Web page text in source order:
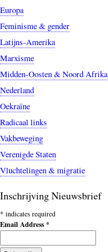
Europa
Feminisme & gender
Latijns-Amerika
Marxisme
Midden-Oosten & Noord Afrika
Nederland
Oekraïne
Radicaal links
Vakbeweging
Verenigde Staten
Vluchtelingen & migratie
Inschrijving Nieuwsbrief
* indicates required
Email Address *